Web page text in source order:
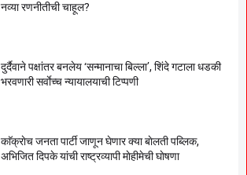
नव्या रणनीतीची चाहूल?
दुर्दैवाने पक्षांतर बनलेय ‘सन्मानाचा बिल्ला’, शिंदे गटाला धडकी
भरवणारी सर्वाेच्च न्यायालयाची टिप्पणी
काॅक्राेच जनता पार्टी जाणून घेणार क्या बाेलती पब्लिक,
अभिजित दिपके यांची राष्ट्रव्यापी माेहीमेची घाेषणा